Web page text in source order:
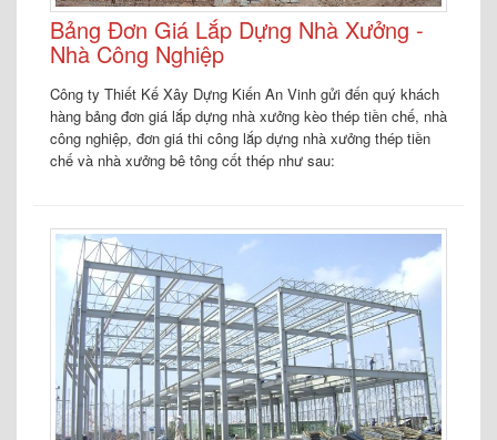
Bảng Đơn Giá Lắp Dựng Nhà Xưởng -
Nhà Công Nghiệp
Công ty Thiết Kế Xây Dựng Kiến An Vinh gửi đến quý khách
hàng bảng đơn giá lắp dựng nhà xưởng kèo thép tiền chế, nhà
công nghiệp, đơn giá thi công lắp dựng nhà xưởng thép tiền
chế và nhà xưởng bê tông cốt thép như sau: